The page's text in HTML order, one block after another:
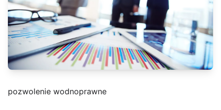
pozwolenie wodnoprawne